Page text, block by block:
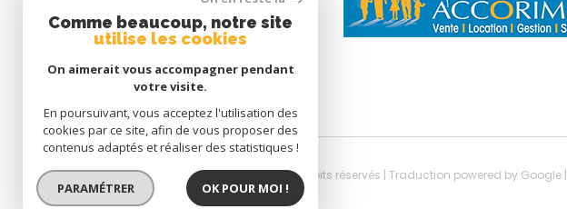
© 2026 | Tous droits réservés | Traduction powered by Google |
Comme beaucoup, notre site
utilise les cookies
On aimerait vous accompagner pendant
votre visite.
En poursuivant, vous acceptez l'utilisation des
cookies par ce site, afin de vous proposer des
contenus adaptés et réaliser des statistiques !
PARAMÉTRER OK POUR MOI !